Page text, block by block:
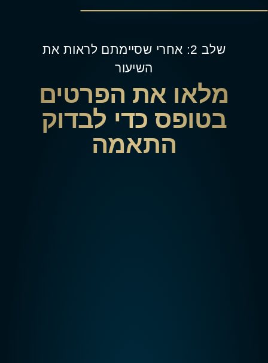
שלב 2: אחרי שסיימתם לראות את
השיעור
מלאו את הפרטים
בטופס כדי לבדוק
התאמה